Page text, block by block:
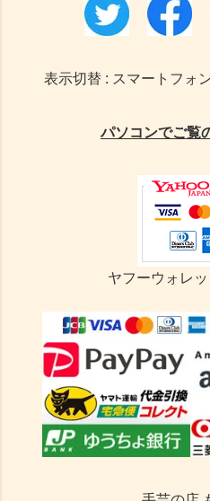
表示切替 : スマートフォ
パソコンでご覧
ヤフーウォレッ